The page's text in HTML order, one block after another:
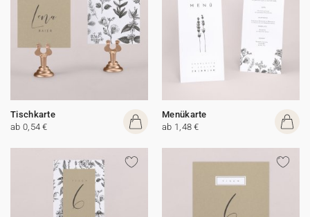
Tischkarte
ab 0,54 €
Menükarte
ab 1,48 €